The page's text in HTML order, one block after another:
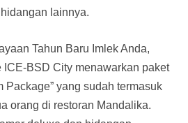
lainnya.
Tahun Baru Imlek Anda,
ICE-BSD City menawarkan paket
Package” yang sudah termasuk
orang di restoran Mandalika.